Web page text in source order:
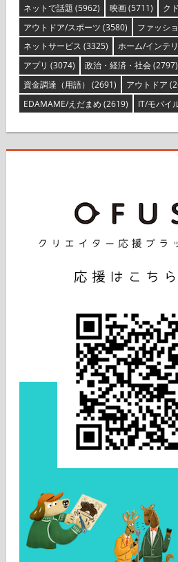
ネットで話題 (5962) 映画(5711) ク
アウトドア/スポーツ (3580) ファッシ
ネットサービス (3325) ホーム/インテ
アプリ (3074) 政治・経済・社会(2797)
資金調達（用語） (2691) アウトドア
EDAMAME/えだまめ (2619) IT/モバイ